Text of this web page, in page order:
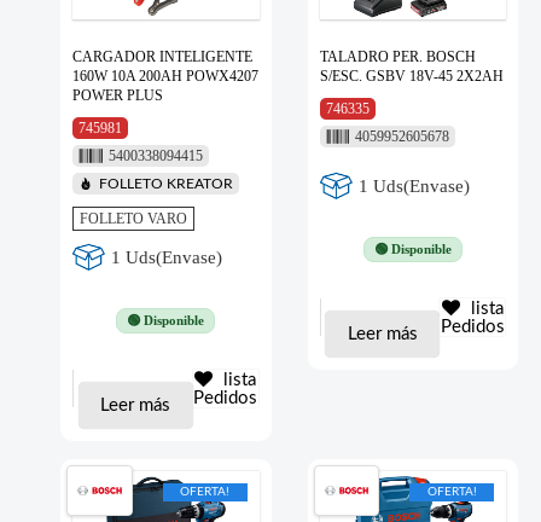
CARGADOR INTELIGENTE
160W 10A 200AH POWX4207
POWER PLUS
745981
5400338094415
FOLLETO KREATOR
FOLLETO VARO
1 Uds(Envase)
🟢 Disponible
Leer más
lista
Pedidos
TALADRO PER. BOSCH
S/ESC. GSBV 18V-45 2X2AH
746335
4059952605678
1 Uds(Envase)
🟢 Disponible
Leer más
lista
Pedidos
OFERTA! OFERTA!